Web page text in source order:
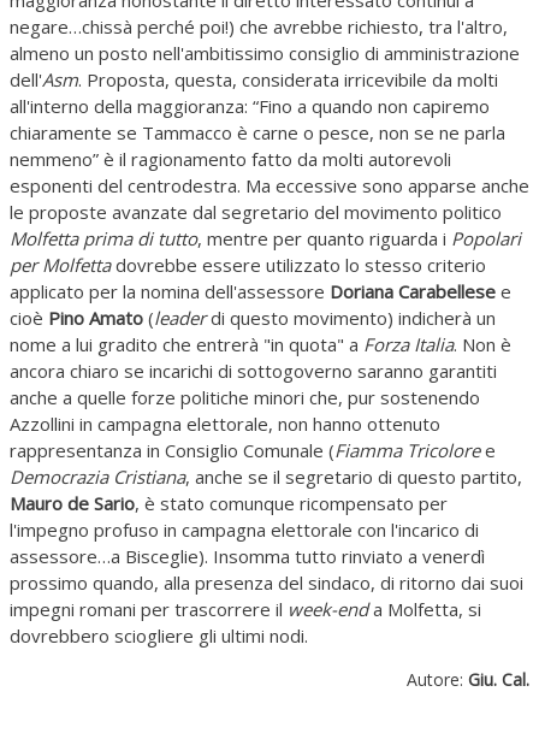
negare…chissà perché poi!) che avrebbe richiesto, tra l'altro,
almeno un posto nell'ambitissimo consiglio di amministrazione
dell'Asm. Proposta, questa, considerata irricevibile da molti
all'interno della maggioranza: “Fino a quando non capiremo
chiaramente se Tammacco è carne o pesce, non se ne parla
nemmeno” è il ragionamento fatto da molti autorevoli
esponenti del centrodestra. Ma eccessive sono apparse anche
le proposte avanzate dal segretario del movimento politico
Molfetta prima di tutto, mentre per quanto riguarda i Popolari
per Molfettadovrebbe essere utilizzato lo stesso criterio
applicato per la nomina dell'assessore Doriana Carabellese e
cioè Pino Amato (leaderdi questo movimento) indicherà un
nome a lui gradito che entrerà "in quota" a Forza Italia. Non è
ancora chiaro se incarichi di sottogoverno saranno garantiti
anche a quelle forze politiche minori che, pur sostenendo
Azzollini in campagna elettorale, non hanno ottenuto
rappresentanza in Consiglio Comunale (Fiamma Tricoloree
Democrazia Cristiana, anche se il segretario di questo partito,
Mauro de Sario, è stato comunque ricompensato per
l'impegno profuso in campagna elettorale con l'incarico di
assessore…a Bisceglie). Insomma tutto rinviato a venerdì
prossimo quando, alla presenza del sindaco, di ritorno dai suoi
impegni romani per trascorrere il week-enda Molfetta, si
dovrebbero sciogliere gli ultimi nodi.
Autore: Giu. Cal.